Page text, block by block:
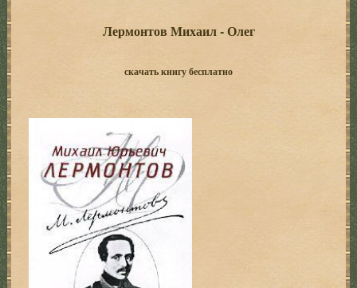
Лермонтов Михаил - Олег
скачать книгу бесплатно